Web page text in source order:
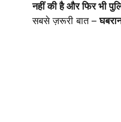
नहीं की है और फिर भी
सबसे ज़रूरी बात –